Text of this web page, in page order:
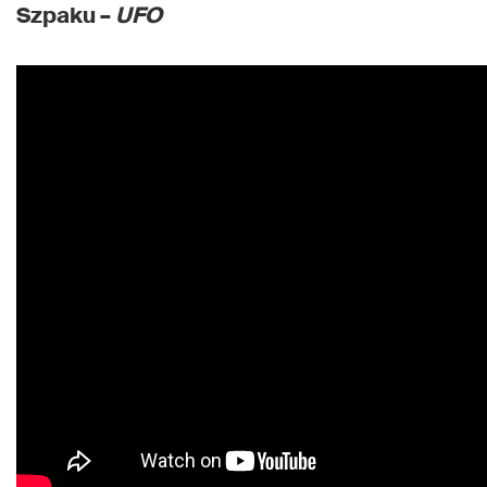
Szpaku – UFO